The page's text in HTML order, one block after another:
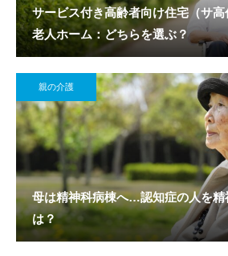
サービス付き高齢者向け住宅（サ
老人ホーム：どちらを選ぶ？
親の介護
母は精神科病棟へ…認知症の人を精
は？